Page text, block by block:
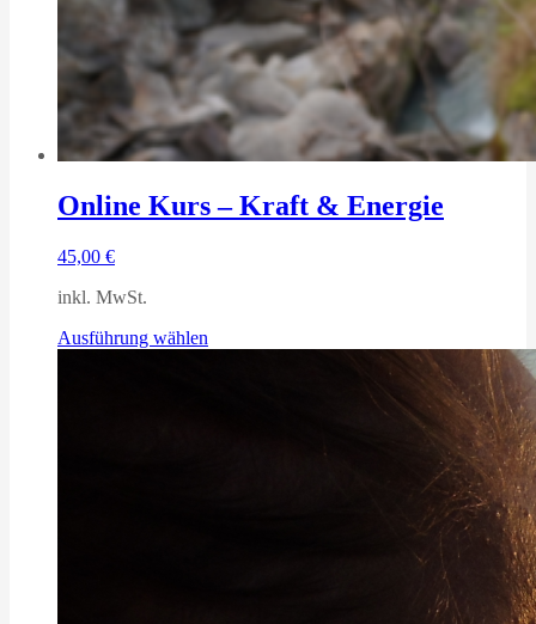
Online Kurs – Kraft & Energie
45,00 €
inkl. MwSt.
Ausführung wählen